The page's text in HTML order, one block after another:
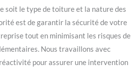
soit le type de toiture et la nature des
est de garantir la sécurité de votre
tout en minimisant les risques de
Nous travaillons avec
pour assurer une intervention